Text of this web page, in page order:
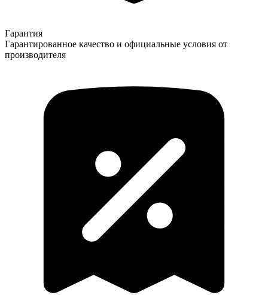
Гарантия
Гарантированное качество и официальные условия от
производителя